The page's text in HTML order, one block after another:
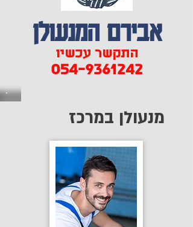
התקשר עכשיו
054-9361242
אבירם המנעולן
מנעולן במרכז